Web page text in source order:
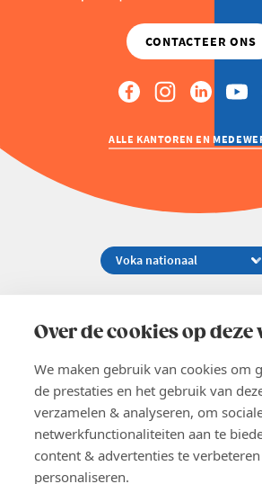
Over de cookies op deze
We maken gebruik van cookies om
de prestaties en het gebruik van
verzamelen & analyseren, om
netwerkfunctionaliteiten aan te
content & advertenties te
personaliseren.
ALLE KANTOREN EN
02 229 81 11
EN